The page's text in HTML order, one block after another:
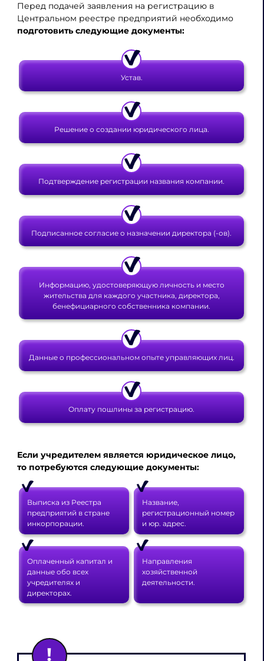
Перед подачей заявления на регистрацию в
Центральном реестре предприятий необходимо
подготовить следующие документы:
Устав.
Решение о создании юридического лица.
Подтверждение регистрации названия компании.
Подписанное согласие о назначении директора (-ов).
Информацию, удостоверяющую личность и место
жительства для каждого участника, директора,
бенефициарного собственника компании.
Данные о профессиональном опыте управляющих лиц.
Оплату пошлины за регистрацию.
Если учредителем является юридическое лицо,
то потребуются следующие документы:
Выписка из Реестра
предприятий в стране
инкорпорации.
Название,
регистрационный номер
и юр. адрес.
Оплаченный капитал и
данные обо всех
учредителях и
директорах.
Направления
хозяйственной
деятельности.